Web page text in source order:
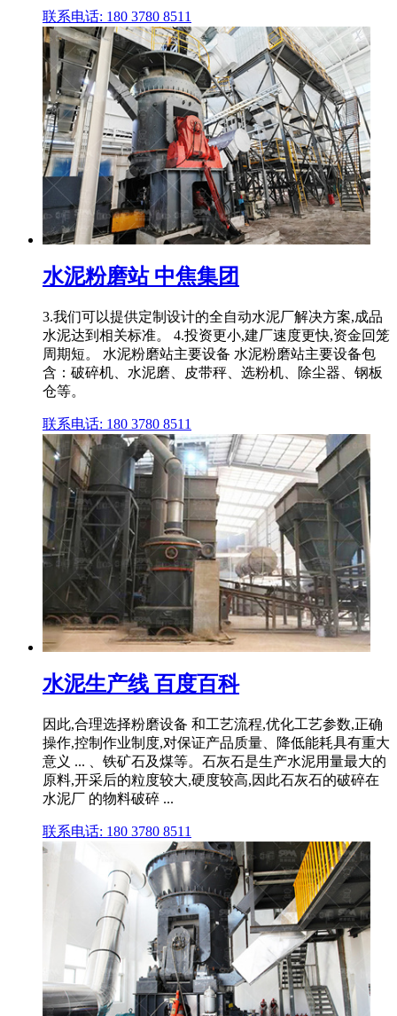
联系电话: 180 3780 8511
水泥粉磨站 中焦集团
3.我们可以提供定制设计的全自动水泥厂解决方案,成品
水泥达到相关标准。 4.投资更小,建厂速度更快,资金回笼
周期短。 水泥粉磨站主要设备 水泥粉磨站主要设备包
含：破碎机、水泥磨、皮带秤、选粉机、除尘器、钢板
仓等。
联系电话: 180 3780 8511
水泥生产线 百度百科
因此,合理选择粉磨设备 和工艺流程,优化工艺参数,正确
操作,控制作业制度,对保证产品质量、降低能耗具有重大
意义 ... 、铁矿石及煤等。石灰石是生产水泥用量最大的
原料,开采后的粒度较大,硬度较高,因此石灰石的破碎在
水泥厂 的物料破碎 ...
联系电话: 180 3780 8511